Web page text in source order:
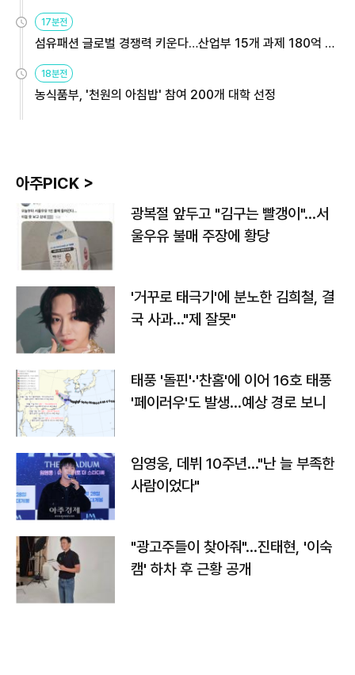
17분전
섬유패션 글로벌 경쟁력 키운다…산업부 15개 과제 180억 지
18분전
농식품부, '천원의 아침밥' 참여 200개 대학 선정
아주PICK >
광복절 앞두고 "김구는 빨갱이"…서
울우유 불매 주장에 황당
'거꾸로 태극기'에 분노한 김희철, 결
국 사과…"제 잘못"
태풍 '돌핀'·'찬홈'에 이어 16호 태풍
'페이러우'도 발생…예상 경로 보니
임영웅, 데뷔 10주년…"난 늘 부족한
사람이었다"
"광고주들이 찾아줘"…진태현, '이숙
캠' 하차 후 근황 공개